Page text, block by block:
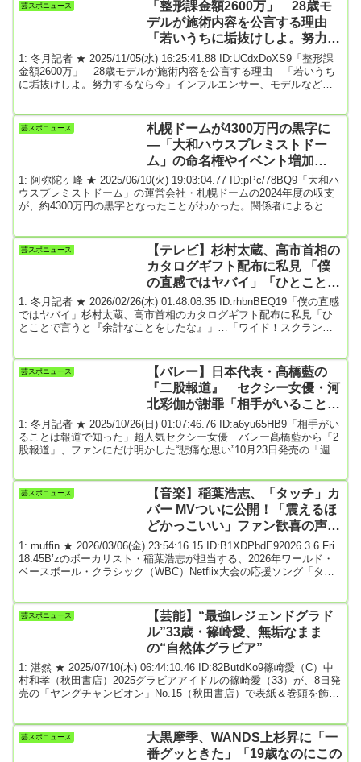
芸スポニュース
「整形課金額2600万」 28歳モ
デルが施術内容を公言する理由
「若いうちに垢抜けしよ。努力す
るなら今」
1: 冬月記者 ★ 2025/11/05(水) 16:25:41.88 ID:UCdxDoXS9「整形課
金額2600万」 28歳モデルが施術内容を公言する理由 「若いうち
に垢抜けしよ。努力するなら今」インフルエンサー、モデルなどと
ョットがネット上で話題となっています。平瀬さんは、「整形して
人生変わった」とつづり、写真を投稿。これまでの投稿で、16歳の
ころからバイトの掛け持ち...
芸スポニュース
札幌ドームが4300万円の黒字に
―「大和ハウスプレミストドー
ム」の命名権やイベント増加
で…“6億5000万円の大赤字”から
回復
1: 阿弥陀ヶ峰 ★ 2025/06/10(火) 19:03:04.77 ID:pPc/78BQ9「大和ハ
ウスプレミストドーム」の運営会社・札幌ドームの2024年度の収支
が、約4300万円の黒字となったことがわかった。関係者によると、
は、北海道日本ハムファイターズの本拠地の移転後、初めてとなっ
た2023年度の決算で約6億5100万円の赤字となっていた。札幌ドーム
芸スポニュース
【テレビ】杉村太蔵、高市首相の
カタログギフト配布に私見 「僕
の直感ではヤバイ」「ひとことで
言うと、余計なことをしたな」
1: 冬月記者 ★ 2026/02/26(木) 01:48:08.35 ID:rhbnBEQ19「僕の直感
ではヤバイ」杉村太蔵、高市首相のカタログギフト配布に私見「ひ
とことで言うと『余計なことをしたな』」…「ワイド！スクランブ
ログギフトを配布したことを報じた。高市首相は先の衆院選で当選
した３００人以上の自民党議員に対し、当選祝いなどの名目で数万
円相当のカタログギフトを贈った。高...
芸スポニュース
【バレー】日本代表・髙橋藍の
『二股報道』 セクシー女優・河
北彩伽が謝罪「相手がいることは
報道で知った」 髙橋も反省
1: 冬月記者 ★ 2025/10/26(日) 01:07:46.76 ID:a6yu65HB9「相手がい
ることは報道で知った」超人気セクシー女優 バレー髙橋藍から「2
股報道」、ファンにだけ明かした“悲痛な思い”10月23日発売の「週刊
河北さんと髙橋選手はSNSのDMを通じて知り合い、今年9月に2度、
都内のホテルで過ごしていたといいます。ところが、同紙の取材で
芸スポニュース
【音楽】稲葉浩志、「タッチ」カ
バー MVついに公開！「震えるほ
どかっこいい」ファン歓喜の声
続々
1: muffin ★ 2026/03/06(金) 23:54:16.15 ID:B1XDPbdE92026.3.6 Fri
18:45B’zのボーカリスト・稲葉浩志が担当する、2026年ワールド・
ベースボール・クラシック（WBC）Netflix大会の応援ソング「タッ
たMVでは、稲葉の迫力あるパフォーマンスと、野球や青春を想起さ
せる映像が織り交ぜられており、彼独自の視点で「タ...
芸スポニュース
【芸能】“最強レジェンドグラド
ル”33歳・篠崎愛、無垢なまま
の“自然体グラビア”
1: 湛然 ★ 2025/07/10(木) 06:44:10.46 ID:82ButdKo9篠崎愛（C）中
村和孝（秋田書店）2025グラビアアイドルの篠崎愛（33）が、8日発
売の「ヤングチャンピオン」No.15（秋田書店）で表紙＆巻頭を飾っ
菜那セシルが登場。冬を思わせる箱根の温泉旅行を披露している。
（※以下略、全文は引用元サイトをご覧ください。）引用元: 3: 名無
芸スポニュース
大黒摩季、WANDS上杉昇に「一
番グッときた」「19歳なのにこの